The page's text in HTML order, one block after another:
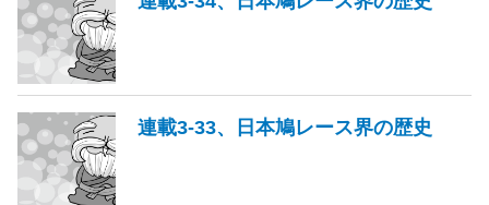
連載3-33、日本鳩レース界の歴史